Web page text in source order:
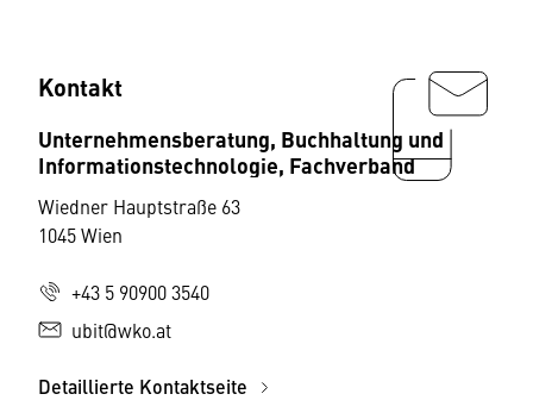
Kontakt
Unternehmensberatung, Buchhaltung und
Informationstechnologie, Fachverband
Wiedner Hauptstraße 63
1045 Wien
+43 5 90900 3540
ubit@wko.at
Detaillierte Kontaktseite